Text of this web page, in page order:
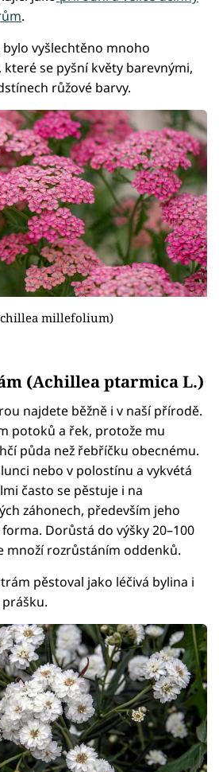
.
vyšlechtěno mnoho
se pyšní květy barevnými,
růžové barvy.
millefolium)
(Achillea ptarmica L.)
najdete běžně i v naší přírodě.
potoků a řek, protože mu
půda než řebříčku obecnému.
nebo v polostínu a vykvétá
často se pěstuje i na
záhonech, především jeho
Dorůstá do výšky 20–100
množí rozrůstáním oddenků.
pěstoval jako léčivá bylina i